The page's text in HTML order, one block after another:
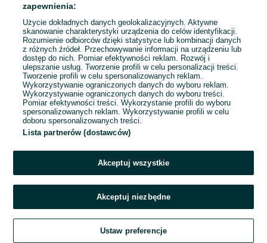
zapewnienia:
Użycie dokładnych danych geolokalizacyjnych. Aktywne
skanowanie charakterystyki urządzenia do celów identyfikacji.
Rozumienie odbiorców dzięki statystyce lub kombinacji danych
z różnych źródeł. Przechowywanie informacji na urządzeniu lub
dostęp do nich. Pomiar efektywności reklam. Rozwój i
ulepszanie usług. Tworzenie profili w celu personalizacji treści.
Tworzenie profili w celu spersonalizowanych reklam.
Wykorzystywanie ograniczonych danych do wyboru reklam.
Wykorzystywanie ograniczonych danych do wyboru treści.
Pomiar efektywności treści. Wykorzystanie profili do wyboru
spersonalizowanych reklam. Wykorzystywanie profili w celu
doboru spersonalizowanych treści.
Lista partnerów (dostawców)
Akceptuj wszystkie
Akceptuj niezbędne
Ustaw preferencje